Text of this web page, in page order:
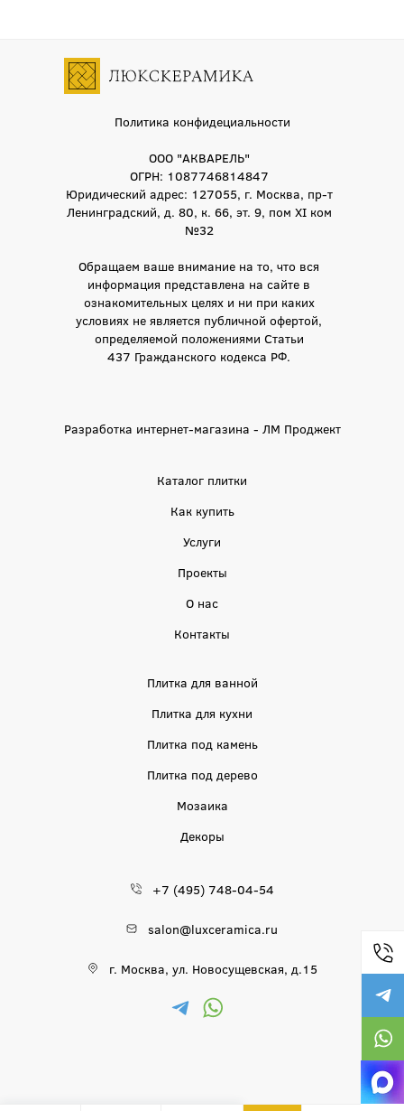
Политика конфидециальности
ООО "АКВАРЕЛЬ"
ОГРН: 1087746814847
Юридический адрес: 127055, г. Москва, пр-т
Ленинградский, д. 80, к. 66, эт. 9, пом XI ком
№32
Обращаем ваше внимание на то, что вся
информация представлена на сайте в
ознакомительных целях и ни при каких
условиях не является публичной офертой,
определяемой положениями Статьи
437 Гражданского кодекса РФ.
Разработка интернет-магазина - ЛМ Проджект
Каталог плитки
Как купить
Услуги
Проекты
О нас
Контакты
Плитка для ванной
Плитка для кухни
Плитка под камень
Плитка под дерево
Мозаика
Декоры
+7 (495) 748-04-54
salon@luxceramica.ru
г. Москва, ул. Новосущевская, д.15